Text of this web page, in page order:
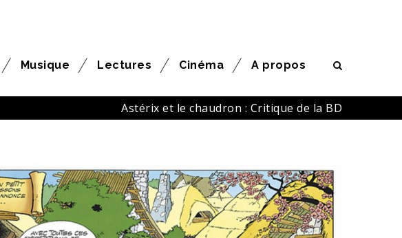
Musique Lectures Cinéma A propos
Astérix et le chaudron : Critique de la BD